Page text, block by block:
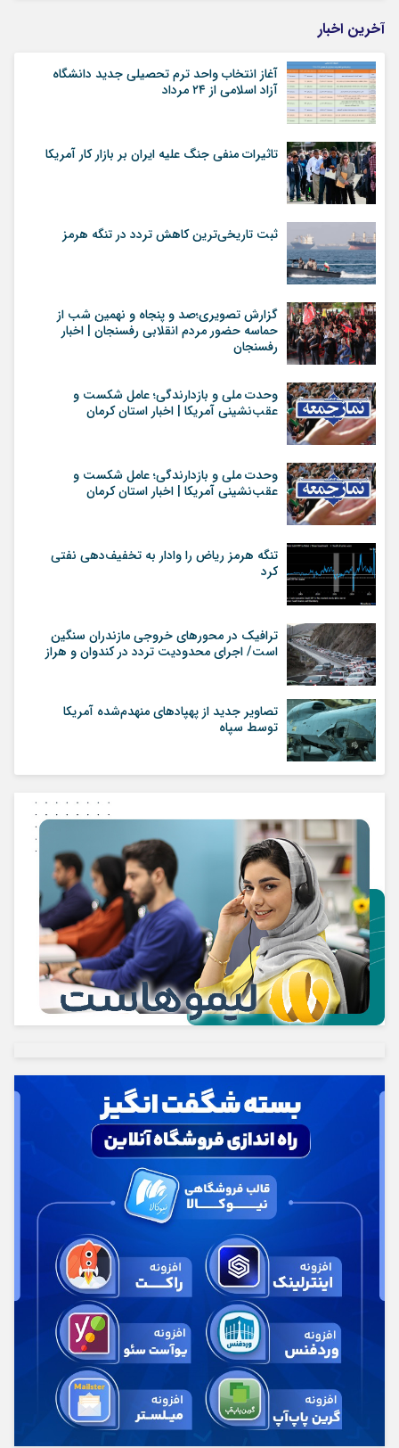
آخرین اخبار
آغاز انتخاب واحد ترم تحصیلی جدید دانشگاه
آزاد اسلامی از ۲۴ مرداد
تاثیرات منفی جنگ علیه ایران بر بازار کار آمریکا
ثبت تاریخی‌ترین کاهش تردد در تنگه هرمز
گزارش تصویری؛صد و پنجاه و نهمین شب از
حماسه حضور مردم انقلابی رفسنجان | اخبار
رفسنجان
وحدت ملی و بازدارندگی؛ عامل شکست و
عقب‌نشینی آمریکا | اخبار استان کرمان
وحدت ملی و بازدارندگی؛ عامل شکست و
عقب‌نشینی آمریکا | اخبار استان کرمان
تنگه هرمز ریاض را وادار به تخفیف‌دهی نفتی
کرد
ترافیک در محورهای خروجی مازندران سنگین
است/ اجرای محدودیت تردد در کندوان و هراز
تصاویر جدید از پهپاد‌های منهدم‌شده آمریکا
توسط سپاه